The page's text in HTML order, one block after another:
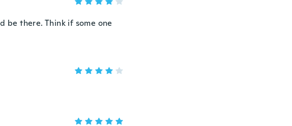
be there. Think if some one